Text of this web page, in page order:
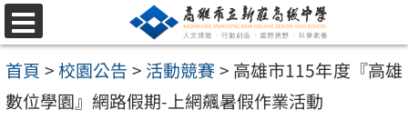
跳
至
主
要
選
單
首頁 >校園公告 > 活動競賽 > 高雄市115年度『高雄
數位學園』網路假期-上網飆暑假作業活動